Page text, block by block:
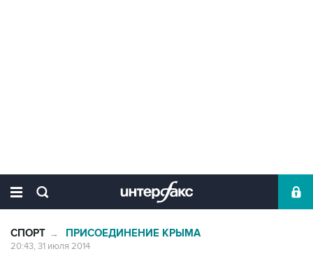
СПОРТ → ПРИСОЕДИНЕНИЕ КРЫМА
20:43, 31 июля 2014